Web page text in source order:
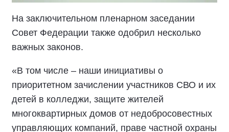
На заключительном пленарном заседании
Совет Федерации также одобрил несколько
важных законов.
«В том числе – наши инициативы о
приоритетном зачислении участников СВО и их
детей в колледжи, защите жителей
многоквартирных домов от недобросовестных
управляющих компаний, праве частной охраны